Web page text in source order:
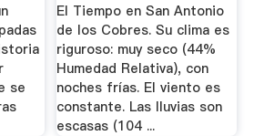
se
El Tiempo en San Antonio
de los Cobres. Su clima es
riguroso: muy seco (44%
Humedad Relativa), con
noches frías. El viento es
constante. Las lluvias son
escasas (104 ...